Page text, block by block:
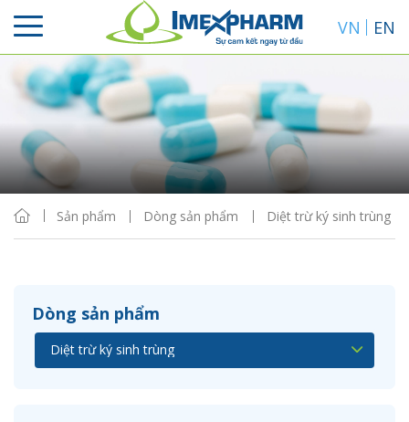
VN EN
Sản phẩm Dòng sản phẩm Diệt trừ ký sinh trùng
Dòng sản phẩm
Sắp xếp
Hiển thị